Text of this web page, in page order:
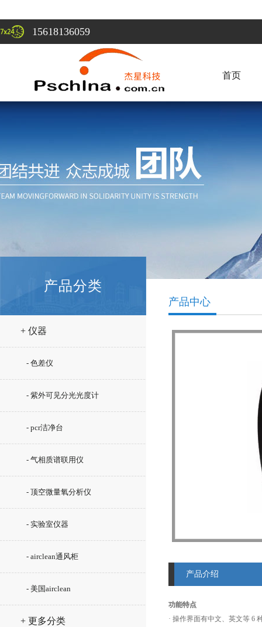
15618136059
首页
产品分类
+ 仪器
- 色差仪
- 紫外可见分光光度计
- pcr洁净台
- 气相质谱联用仪
- 顶空微量氧分析仪
- 实验室仪器
- airclean通风柜
- 美国airclean
+ 更多分类
产品中心
产品介绍
功能特点
· 操作界面有中文、英文等 6